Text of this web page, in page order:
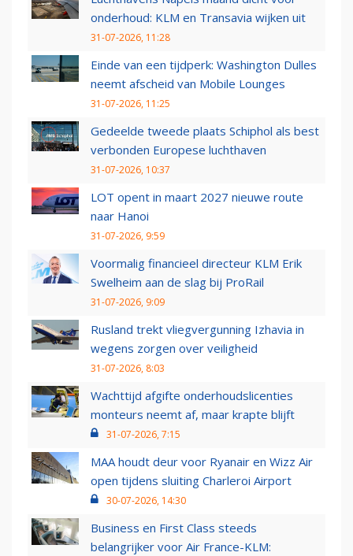
onderhoud: KLM en Transavia wijken uit
31-07-2026, 11:28
Einde van een tijdperk: Washington Dulles
neemt afscheid van Mobile Lounges
31-07-2026, 11:25
Gedeelde tweede plaats Schiphol als best
verbonden Europese luchthaven
31-07-2026, 10:37
LOT opent in maart 2027 nieuwe route
naar Hanoi
31-07-2026, 9:59
Voormalig financieel directeur KLM Erik
Swelheim aan de slag bij ProRail
31-07-2026, 9:09
Rusland trekt vliegvergunning Izhavia in
wegens zorgen over veiligheid
31-07-2026, 8:03
Wachttijd afgifte onderhoudslicenties
monteurs neemt af, maar krapte blijft
31-07-2026, 7:15
MAA houdt deur voor Ryanair en Wizz Air
open tijdens sluiting Charleroi Airport
30-07-2026, 14:30
Business en First Class steeds
belangrijker voor Air France-KLM: